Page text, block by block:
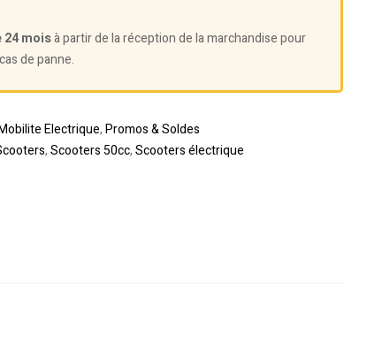
24 moisà partir de la réception de la marchandise pour
de panne.
Electrique,Promos & Soldes
,Scooters 50cc,Scooters électrique